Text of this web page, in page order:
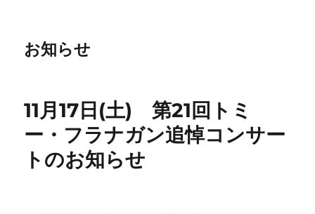
お知らせ
11月17日(土) 第21回トミ
ー・フラナガン追悼コンサー
トのお知らせ